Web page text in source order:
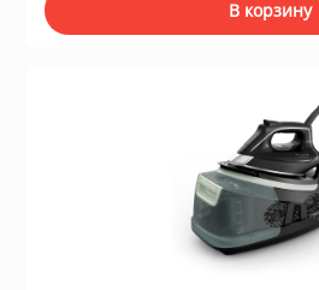
В корзину